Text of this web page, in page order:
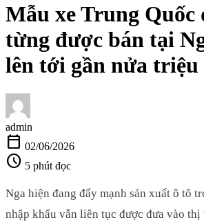
Mẫu xe Trung Quốc
từng được bán tại
lên tới gần nửa triệu
admin
calendar_today 02/06/2026
schedule 5 phút đọc
Nga hiện đang đẩy mạnh sản xuất ô tô
nhập khẩu vẫn liên tục được đưa vào